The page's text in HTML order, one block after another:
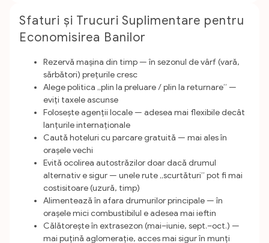
Sfaturi și Trucuri Suplimentare pentru
Economisirea Banilor
Rezervă mașina din timp — în sezonul de vârf (vară,
sărbători) prețurile cresc
Alege politica „plin la preluare / plin la returnare” —
eviți taxele ascunse
Folosește agenții locale — adesea mai flexibile decât
lanțurile internaționale
Caută hoteluri cu parcare gratuită — mai ales în
orașele vechi
Evită ocolirea autostrăzilor doar dacă drumul
alternativ e sigur — unele rute „scurtături” pot fi mai
costisitoare (uzură, timp)
Alimentează în afara drumurilor principale — în
orașele mici combustibilul e adesea mai ieftin
Călătorește în extrasezon (mai–iunie, sept.–oct.) —
mai puțină aglomerație, acces mai sigur în munți